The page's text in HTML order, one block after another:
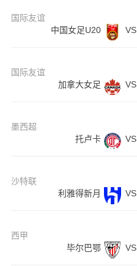
国际友谊
中国女足U20
VS
国际友谊
加拿大女足
VS
墨西超
托卢卡
VS
沙特联
利雅得新月
VS
西甲
毕尔巴鄂
VS